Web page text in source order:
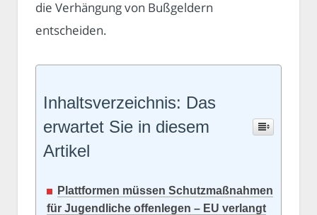
die Verhängung von Bußgeldern
entscheiden.
Inhaltsverzeichnis: Das
erwartet Sie in diesem
Artikel
Plattformen müssen Schutzmaßnahmen
für Jugendliche offenlegen – EU verlangt